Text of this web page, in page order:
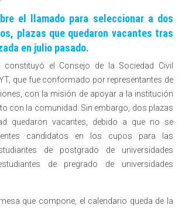
el llamado para seleccionar a dos
plazas que quedaron vacantes tras
en julio pasado.
el Consejo de la Sociedad Civil
que fue conformado por representantes de
con la misión de apoyar a la institución
con la comunidad. Sin embargo, dos plazas
quedaron vacantes, debido a que no se
candidatos en los cupos para las
de postgrado de universidades
de pregrado de universidades
que compone, el calendario queda de la